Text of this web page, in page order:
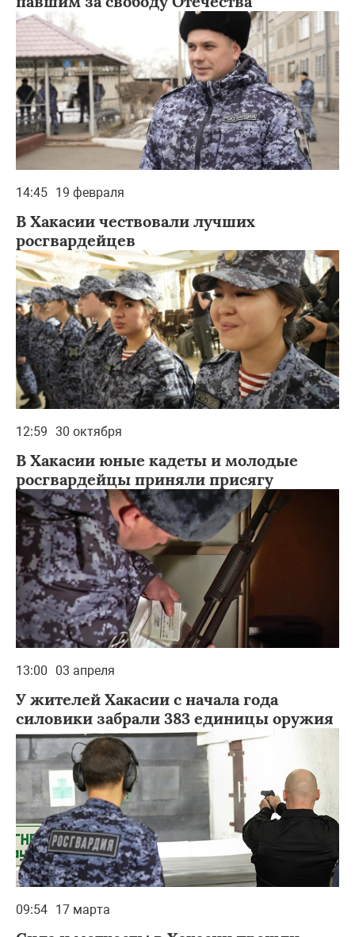
14:45 19 февраля
В Хакасии чествовали лучших
росгвардейцев
12:59 30 октября
В Хакасии юные кадеты и молодые
росгвардейцы приняли присягу
13:00 03 апреля
У жителей Хакасии с начала года
силовики забрали 383 единицы оружия
09:54 17 марта